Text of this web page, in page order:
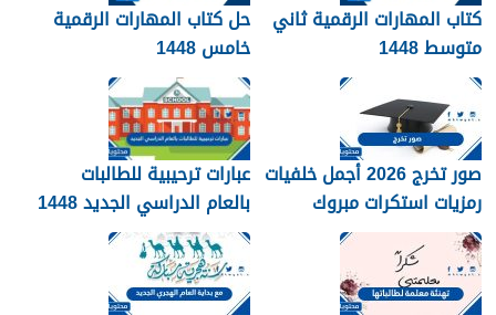
كتاب المهارات الرقمية ثاني
متوسط 1448
حل كتاب المهارات الرقمية
خامس 1448
صور تخرج 2026 أجمل خلفيات
رمزيات استكرات مبروك
التخرج 1448
عبارات ترحيبية للطالبات
بالعام الدراسي الجديد 1448
بالصور